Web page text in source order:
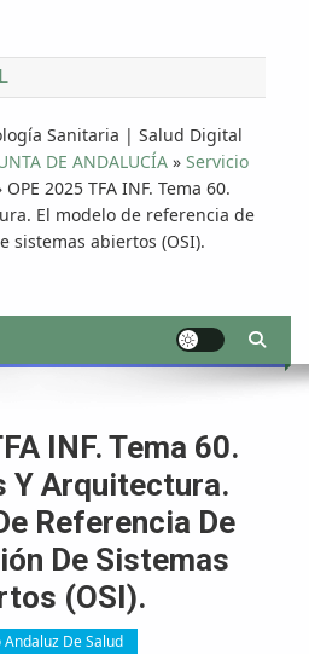
Sanitaria | Salud Digital
DE ANDALUCÍA » Servicio
OPE 2025 TFA INF. Tema 60.
El modelo de referencia de
sistemas abiertos (OSI).
INF. Tema 60.
Y Arquitectura.
Referencia De
De Sistemas
(OSI).
Andaluz De Salud